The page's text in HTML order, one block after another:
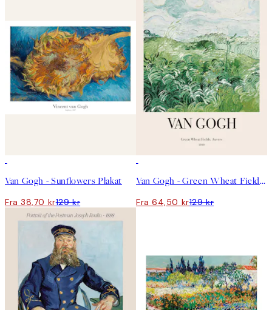
Van Gogh - Sunflowers Plakat
Fra 38,70 kr129 kr
Van Gogh - Green Wheat Fields, Auvers No2 Plakat
Fra 64,50 kr129 kr